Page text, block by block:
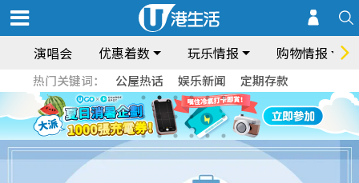
演唱会 优惠着数 玩乐情报 购物情报
热门关键词： 公屋热话 娱乐新闻 定期存款